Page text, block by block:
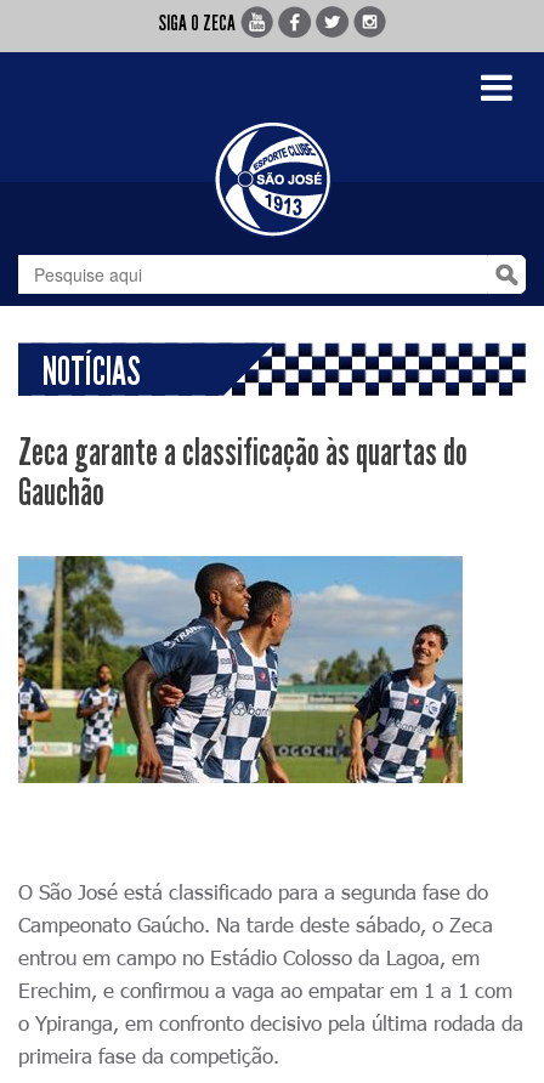
SIGA O ZECA
Toggle
NOTÍCIAS
Zeca garante a classificação às quartas do
Gauchão
O São José está classificado para a segunda fase do
Campeonato Gaúcho. Na tarde deste sábado, o Zeca
entrou em campo no Estádio Colosso da Lagoa, em
Erechim, e confirmou a vaga ao empatar em 1 a 1 com
o Ypiranga, em confronto decisivo pela última rodada da
primeira fase da competição.